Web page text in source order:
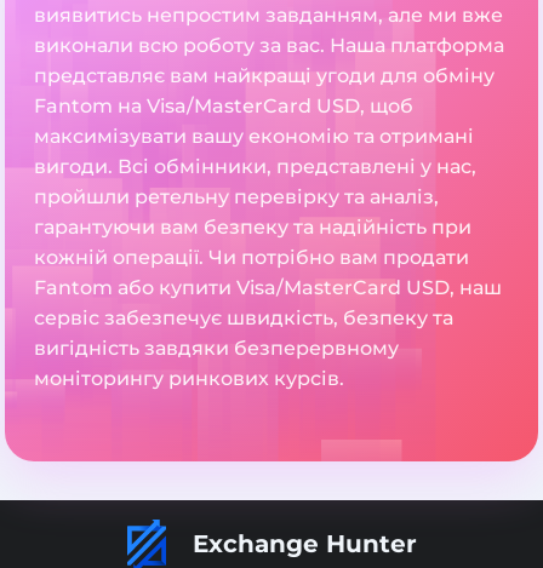
виявитись непростим завданням, але ми вже
виконали всю роботу за вас. Наша платформа
представляє вам найкращі угоди для обміну
Fantom на Visa/MasterCard USD, щоб
максимізувати вашу економію та отримані
вигоди. Всі обмінники, представлені у нас,
пройшли ретельну перевірку та аналіз,
гарантуючи вам безпеку та надійність при
кожній операції. Чи потрібно вам продати
Fantom або купити Visa/MasterCard USD, наш
сервіс забезпечує швидкість, безпеку та
вигідність завдяки безперервному
моніторингу ринкових курсів.
Exchange Hunter